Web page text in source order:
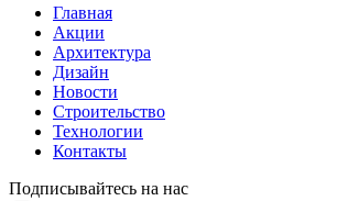
Главная
Акции
Архитектура
Дизайн
Новости
Строительство
Технологии
Контакты
Подписывайтесь на нас